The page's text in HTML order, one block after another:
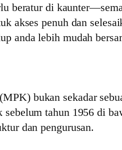
beratur di
akses penuh dan
anda lebih mudah
bukan sekadar
tahun 1956 di
dan pengurusan.